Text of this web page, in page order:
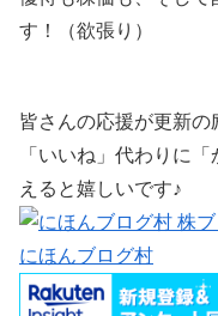
す！（欲張り）
皆さんの応援が更新の
「いいね」代わりに
えると嬉しいです♪
にほんブログ村